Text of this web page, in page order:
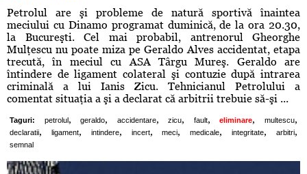
Petrolul are şi probleme de natură sportivă înaintea
meciului cu Dinamo programat duminică, de la ora 20.30,
la Bucureşti. Cel mai probabil, antrenorul Gheorghe
Mulţescu nu poate miza pe Geraldo Alves accidentat, etapa
trecută, în meciul cu ASA Târgu Mureş. Geraldo are
întindere de ligament colateral şi contuzie după intrarea
criminală a lui Ianis Zicu. Tehnicianul Petrolului a
comentat situaţia a şi a declarat că arbitrii trebuie să-şi ...
Taguri: petrolul, geraldo, accidentare, zicu, fault, eliminare, multescu,
declaratii, ligament, intindere, incert, meci, medicale, integritate, arbitri,
semnal